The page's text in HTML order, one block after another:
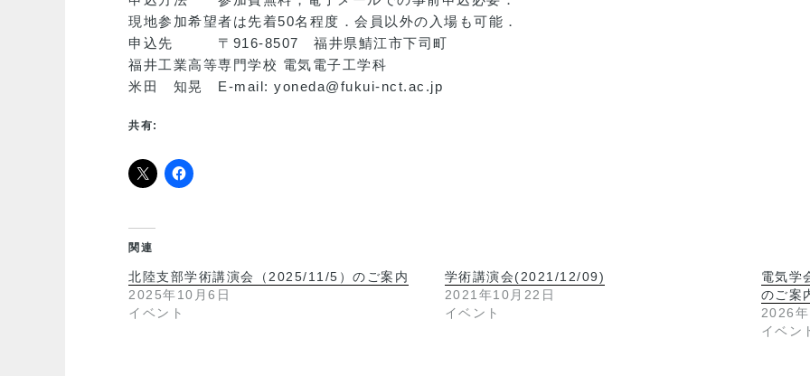
現地参加希望者は先着50名程度．会員以外の入場も可能．
申込先 〒916-8507 福井県鯖江市下司町
福井工業高等専門学校 電気電子工学科
米田 知晃 E-mail: yoneda@fukui-nct.ac.jp
共有:
関連
北陸支部学術講演会（2025/11/5）のご案内
2025年10月6日
イベント
学術講演会(2021/12/09)
2021年10月22日
イベント
電気
のご案
2026
イベン